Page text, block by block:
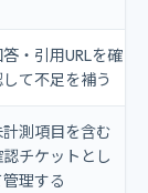
答・引用URLを確
して不足を補う
計測項目を含む
チケットとし
管理する